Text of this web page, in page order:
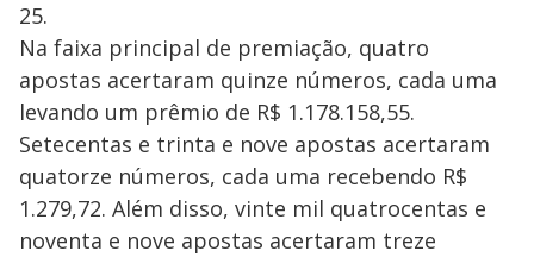
25.
Na faixa principal de premiação, quatro
apostas acertaram quinze números, cada uma
levando um prêmio de R$ 1.178.158,55.
Setecentas e trinta e nove apostas acertaram
quatorze números, cada uma recebendo R$
1.279,72. Além disso, vinte mil quatrocentas e
noventa e nove apostas acertaram treze